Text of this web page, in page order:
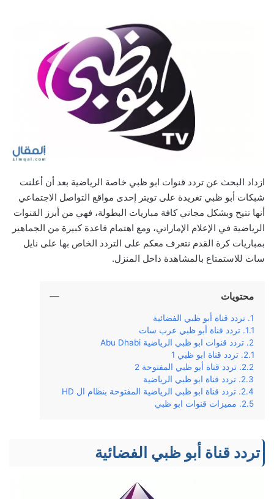
ازداد البحث عن تردد قنوات ابو ظبي خاصة الرياضية بعد أن أعلنت
شبكات أبو ظبي تغريدة على تويتر إحدى مواقع التواصل الاجتماعي
أنها تتيح وبشكل مجاني كافة مباريات البطولة، فهي من أبرز القنوات
الرياضية في الإعلام الإماراتي، ومع اهتمام قاعدة كبيرة من الجماهير
بمباريات كرة القدم نتعرف معكم على التردد الخاص بها على نايل
سات للاستمتاع بالمشاهدة داخل المنزل.
محتويات
تردد قناة أبو ظبي الفضائية
تردد قناة أبو ظبي عرب سات
تردد قنوات ابو ظبي الرياضية Abu Dhabi
تردد قناة ابو ظبي 1
تردد قناة أبو ظبي المفتوحة 2
تردد قناة ابو ظبي الرياضية
تردد قناة ابو ظبي الرياضية المفتوحة بنظام ال HD
مميزات قنوات ابو ظبي
تردد قناة أبو ظبي الفضائية